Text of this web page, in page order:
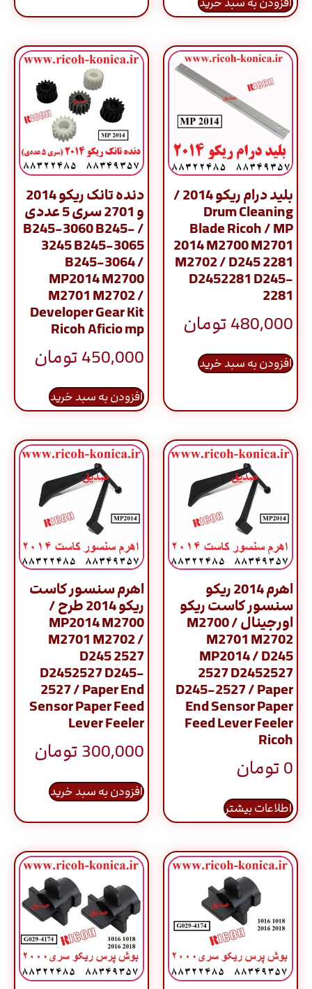
بلید درام ریکو 2014 /
Drum Cleaning
Blade Ricoh / MP
2014 M2700 M2701
M2702 / D245 2281
D2452281 D245-
2281
480,000تومان
افزودن به سبد خرید
دنده تانک ریکو 2014
و 2701 سری 5 عددی
/ B245-3060 B245-
3245 B245-3065
B245-3064 /
MP2014 M2700
M2701 M2702 /
Developer Gear Kit
Ricoh Aficio mp
450,000تومان
افزودن به سبد خرید
اهرم 2014 ریکو
سنسور کاست ریکو
اورجینال / M2700
M2701 M2702
MP2014 / D245
2527 D2452527
D245-2527 / Paper
End Sensor Paper
Feed Lever Feeler
Ricoh
0تومان
اطلاعات بیشتر
اهرم سنسور کاست
ریکو 2014 طرح /
MP2014 M2700
M2701 M2702 /
D245 2527
D2452527 D245-
2527 / Paper End
Sensor Paper Feed
Lever Feeler
300,000تومان
افزودن به سبد خرید